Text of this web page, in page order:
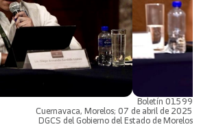
Boletín 01599
Cuernavaca, Morelos; 07 de abril de 2025
DGCS del Gobierno del Estado de Morelos